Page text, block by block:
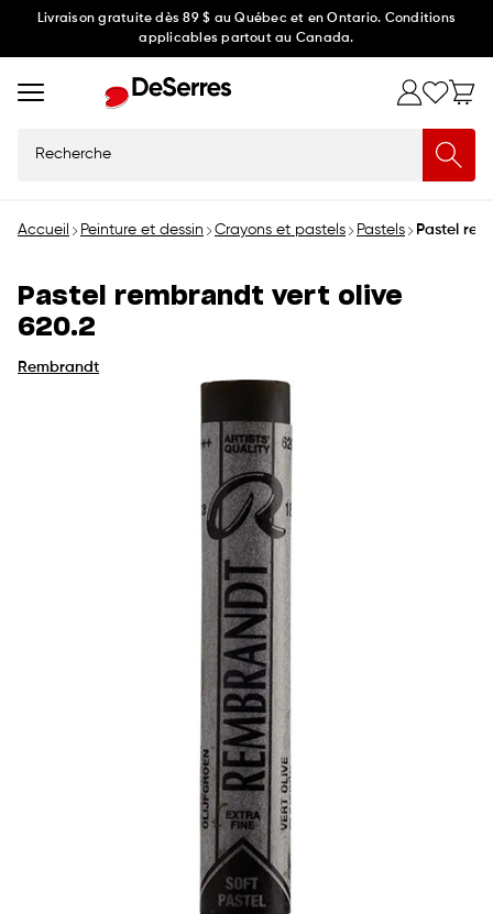
Ignorer
au
Livraison gratuite dès 89 $ au Québec et en Ontario. Conditions
applicables partout au Canada.
Accueil Peinture et dessin Crayons et pastels Pastels Pastel
Pastel rembrandt vert olive
620.2
Rembrandt